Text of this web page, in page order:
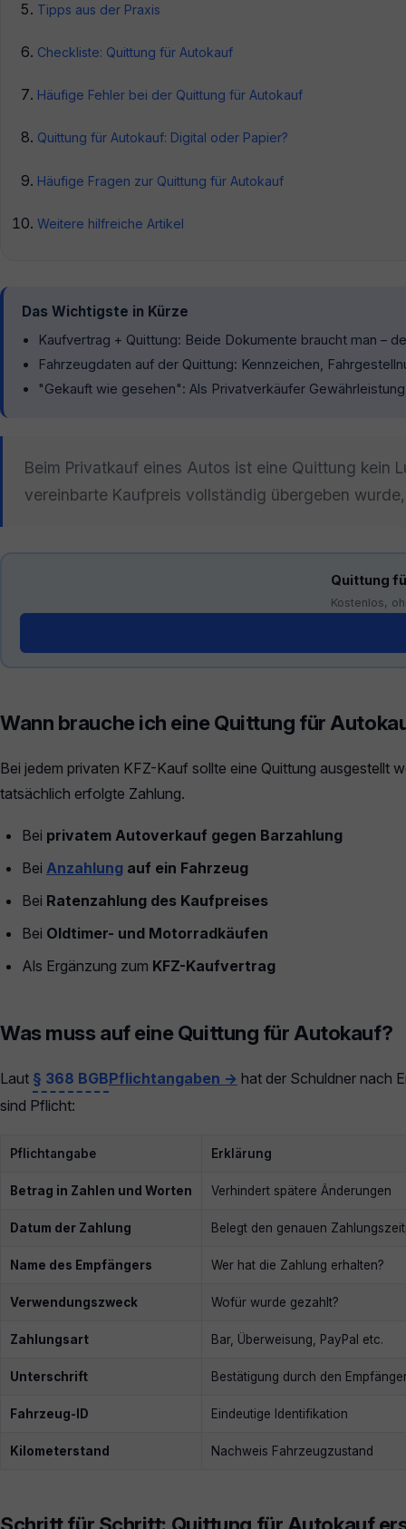
Tipps aus der Praxis
Checkliste: Quittung für Autokauf
Häufige Fehler bei der Quittung für Autokauf
Quittung für Autokauf: Digital oder Papier?
Häufige Fragen zur Quittung für Autokauf
Weitere hilfreiche Artikel
Das Wichtigste in Kürze
Kaufvertrag + Quittung: Beide Dokumente braucht man –
Fahrzeugdaten auf der Quittung: Kennzeichen,
"Gekauft wie gesehen": Als Privatverkäufer
Beim Privatkauf eines Autos ist eine Quittung kein
vereinbarte Kaufpreis vollständig übergeben
Quittung
Kostenlos,
Wann brauche ich eine Quittung für
Bei jedem privaten KFZ-Kauf sollte eine Quittung ausgestellt
tatsächlich erfolgte Zahlung.
Bei privatem Autoverkauf gegen Barzahlung
Bei Anzahlung auf ein Fahrzeug
Bei Ratenzahlung des Kaufpreises
Bei Oldtimer- und Motorradkäufen
Als Ergänzung zum KFZ-Kaufvertrag
Was muss auf eine Quittung für Autokauf?
Laut § 368 BGBPflichtangaben → hat der Schuldner nach
sind Pflicht:
Pflichtangabe Erklärung
Betrag in Zahlen und Worten Verhindert spätere Änderungen
Datum der Zahlung Belegt den genauen
Name des Empfängers Wer hat die Zahlung erhalten?
Verwendungszweck Wofür wurde gezahlt?
Zahlungsart Bar, Überweisung, PayPal etc.
Unterschrift Bestätigung durch den
Fahrzeug-ID Eindeutige Identifikation
Kilometerstand Nachweis Fahrzeugzustand
Schritt für Schritt: Quittung für Autokauf